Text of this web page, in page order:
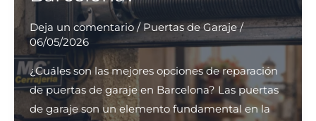
en
Barcelona?
Deja un comentario / Puertas de Garaje/
06/05/2026
¿Cuáles son las mejores opciones de reparación
de puertas de garaje en Barcelona? Las puertas
de garaje son un elemento fundamental en la